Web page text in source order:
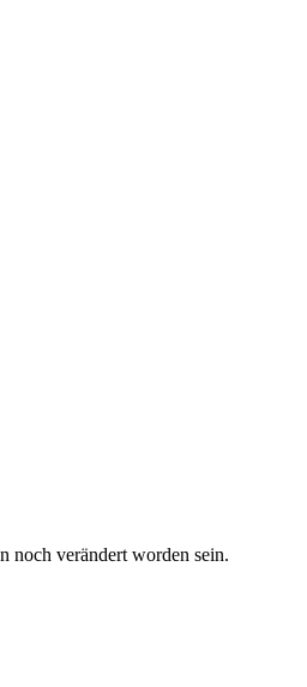
noch verändert worden sein.